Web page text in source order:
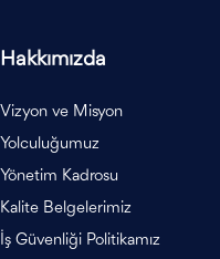
Hakkımızda
Vizyon ve Misyon
Yolculuğumuz
Yönetim Kadrosu
Kalite Belgelerimiz
İş Güvenliği Politikamız